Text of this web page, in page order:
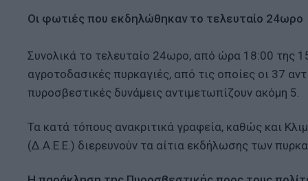
Οι φωτιές που εκδηλώθηκαν το τελευταίο 24ωρο
Συνολικά το τελευταίο 24ωρο, από ώρα 18:00
αγροτοδασικές πυρκαγιές, από τις οποίες οι 37
πυροσβεστικές δυνάμεις αντιμετωπίζουν ακόμη 5.
Τα κατά τόπους ανακριτικά γραφεία, καθώς και
(Δ.Α.Ε.Ε.) διερευνούν τα αίτια εκδήλωσης των